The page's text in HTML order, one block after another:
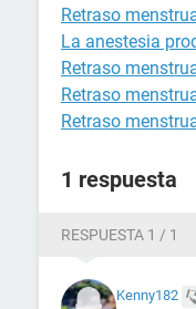
Retraso
La anestesia
Retraso
Retraso
Retraso
1 respuesta
RESPUESTA 1 / 1
Kenny182